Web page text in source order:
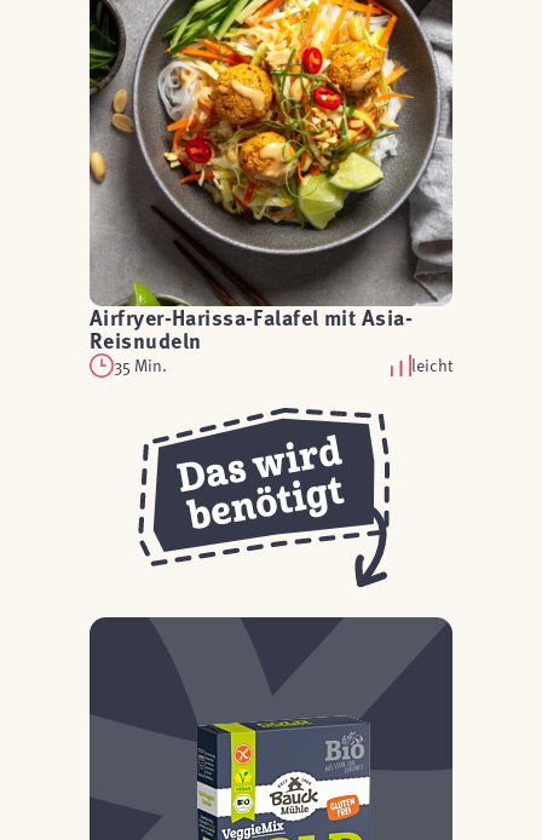
Airfryer-Harissa-Falafel mit Asia-
Reisnudeln
35 Min. leicht